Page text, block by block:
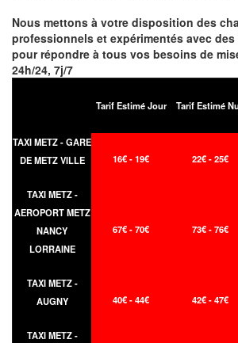
Nous mettons à votre disposition des
professionnels et expérimentés avec des
pour répondre à tous vos besoins de
24h/24, 7j/7
Tarif Estimé Jour Tarif Estimé
TAXI METZ - GARE
DE METZ VILLE
16€ - 19€ 22€ - 25€
TAXI METZ -
AEROPORT METZ
NANCY
LORRAINE
67€ - 70€ 73€ - 76€
TAXI METZ -
AUGNY
40€ - 44€ 42€ - 47€
TAXI METZ -